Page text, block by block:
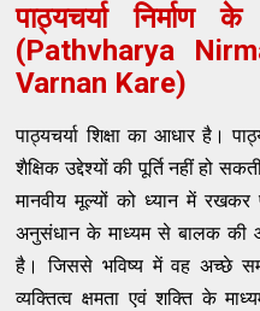
पाठ्यचर्या निर्माण
(Pathvharya
Varnan Kare)
पाठ्यचर्या शिक्षा का आधार है।
शैक्षिक उद्देश्यों की पूर्ति नहीं हो
मानवीय मूल्यों को ध्यान में रखकर
अनुसंधान के माध्यम से बालक की
है। जिससे भविष्य में वह अच्छे
व्यक्तित्व क्षमता एवं शक्ति के